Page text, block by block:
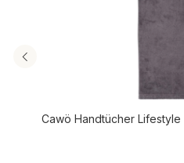
Cawö Handtücher